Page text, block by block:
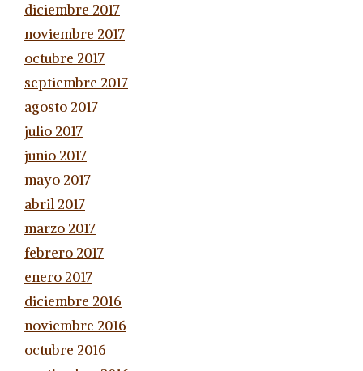
diciembre 2017
noviembre 2017
octubre 2017
septiembre 2017
agosto 2017
julio 2017
junio 2017
mayo 2017
abril 2017
marzo 2017
febrero 2017
enero 2017
diciembre 2016
noviembre 2016
octubre 2016